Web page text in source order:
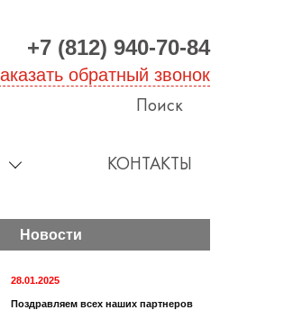
+7 (812) 940-70-84
обратный звонок
Поиск
КОНТАКТЫ
Новости
28.01.2025
Поздравляем всех наших партнеров